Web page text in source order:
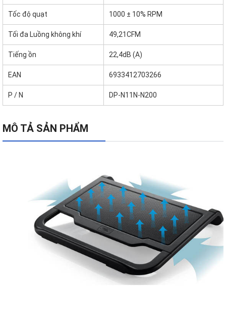
Tốc độ quạt 1000 ± 10% RPM
Tối đa Luồng không khí 49,21CFM
Tiếng ồn 22,4dB (A)
EAN 6933412703266
P / N DP-N11N-N200
MÔ TẢ SẢN PHẨM